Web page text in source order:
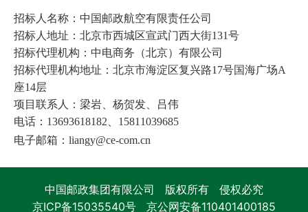
招标人名称：中国邮政航空有限责任公司
招标人地址：北京市西城区宣武门西大街131号
招标代理机构：中电商务（北京）有限公司
招标代理机构地址： 北京市海淀区复兴路17号国海广场A
座14层
项目联系人：梁岩、杨贺发、吕伟
电话：13693618182、15811039685
电子邮箱：liangy@ce-com.cn
中国邮政集团有限公司 版权所有 侵权必究
京ICP备15035540号 京公网安备110401400185